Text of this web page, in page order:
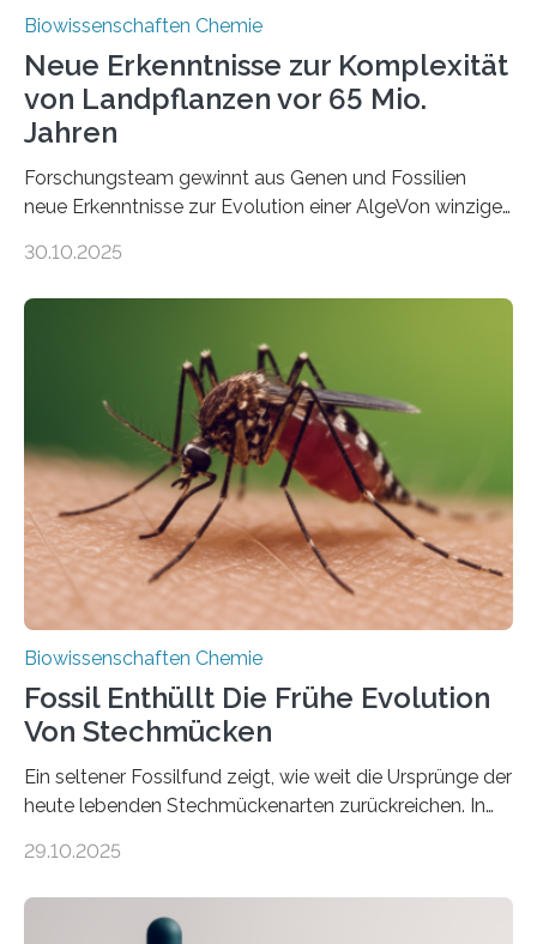
Biowissenschaften Chemie
Neue Erkenntnisse zur Komplexität
von Landpflanzen vor 65 Mio.
Jahren
Forschungsteam gewinnt aus Genen und Fossilien
neue Erkenntnisse zur Evolution einer AlgeVon winzigen
Landpflanzen zählen zu den komplexesten
Grünalgen, die vor Hunderten von Millionen Jahren
lebten. Unter den Vorfahren sticht eine Gruppe heraus,
die noch heute in der Natur vorkommt: die
Süßwasseralge Coleochaetophyceae. Einige Arten
dieser Gruppe bilden aus Zellfäden dichte Geflechte
mit scheibenförmiger Gestalt. Was auffällig ist: Die
nächsten…
30.10.2025
Biowissenschaften Chemie
Fossil Enthüllt Die Frühe Evolution
Von Stechmücken
Ein seltener Fossilfund zeigt, wie weit die Ursprünge der
heute lebenden Stechmückenarten zurückreichen. In
Forschende die bisher älteste bekannte Stechmücken-
Region Kachin in Myanmar und hat sich in
29.10.2025